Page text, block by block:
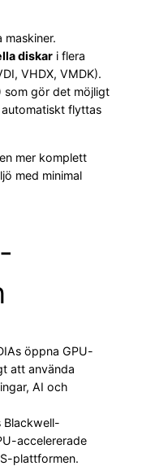
maskiner.
diskar i flera
VHDX, VMDK).
som gör det möjligt
flyttas
mer komplett
med minimal
öppna GPU-
att använda
AI och
Blackwell-
accelererade
plattformen.